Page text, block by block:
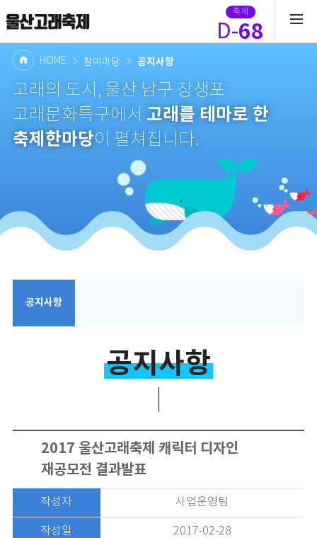
축제
D-68
HOME 참여마당 공지사항
고래의 도시, 울산 남구 장생포
고래문화특구에서 고래를 테마로 한
축제한마당이 펼쳐집니다.
공지사항
공지사항
2017 울산고래축제 캐릭터 디자인
재공모전 결과발표
작성자 사업운영팀
작성일 2017-02-28